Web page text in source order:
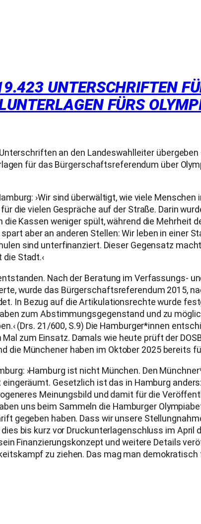
UNTERSCHRIFTEN
FÜRS
an den Landeswahlleiter
für das Bürgerschaftsreferendum über
›Wir sind überwältigt, wie viele
die vielen Gespräche auf der Straße. Darin
Kassen weniger spült, während die Mehrheit
aber an anderen Stellen: Wir leben in einer
sind unterfinanziert. Dieser Gegensatz
Stadt.‹
Nach der Beratung im Verfassungs-
wurde das Bürgerschaftsreferendum 2015,
In Bezug auf die Artikulationsrechte wurde
zum Abstimmungsgegenstand und zu
(Drs. 21/600, S.9) Die Hamburger*innen
zum Einsatz. Damals wie heute prüft der
die Münchener haben im Oktober 2025 bereits
›Hamburg ist nicht München. Den
Gesetzlich ist das in Hamburg
Meinungsbild und damit für die
uns beim Sammeln die Hamburger
gegeben haben. Dass wir unsere
bis kurz vor Druckunterlagenschluss im
Finanzierungskonzept und weitere Details
zu ziehen. Das mag man demokratisch